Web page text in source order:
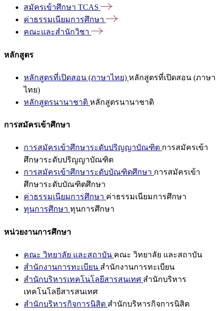
สมัครเข้าศึกษา TCAS
ค่าธรรมเนียมการศึกษา
คณะและสำนักวิชา
หลักสูตร
หลักสูตรที่เปิดสอน (ภาษาไทย) หลักสูตรที่เปิดสอน (ภาษา
ไทย)
หลักสูตรนานาชาติ หลักสูตรนานาชาติ
การสมัครเข้าศึกษา
การสมัครเข้าศึกษาระดับปริญญาบัณฑิต การสมัครเข้า
ศึกษาระดับปริญญาบัณฑิต
การสมัครเข้าศึกษาระดับบัณฑิตศึกษา การสมัครเข้า
ศึกษาระดับบัณฑิตศึกษา
ค่าธรรมเนียมการศึกษา ค่าธรรมเนียมการศึกษา
ทุนการศึกษา ทุนการศึกษา
หน่วยงานการศึกษา
คณะ วิทยาลัย และสถาบัน คณะ วิทยาลัย และสถาบัน
สำนักงานการทะเบียน สำนักงานการทะเบียน
สำนักบริหารเทคโนโลยีสารสนเทศ สำนักบริหาร
เทคโนโลยีสารสนเทศ
สำนักบริหารกิจการนิสิต สำนักบริหารกิจการนิสิต